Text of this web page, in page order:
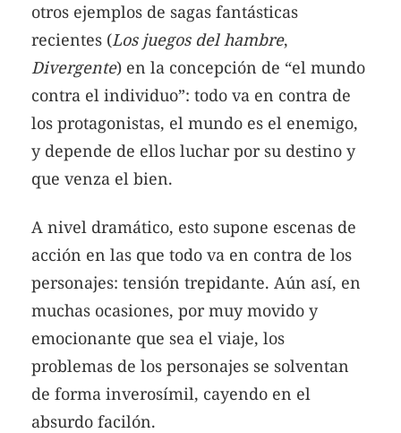
otros ejemplos de sagas fantásticas
recientes (Los juegos del hambre,
Divergente) en la concepción de “el mundo
contra el individuo”: todo va en contra de
los protagonistas, el mundo es el enemigo,
y depende de ellos luchar por su destino y
que venza el bien.
A nivel dramático, esto supone escenas de
acción en las que todo va en contra de los
personajes: tensión trepidante. Aún así, en
muchas ocasiones, por muy movido y
emocionante que sea el viaje, los
problemas de los personajes se solventan
de forma inverosímil, cayendo en el
absurdo facilón.